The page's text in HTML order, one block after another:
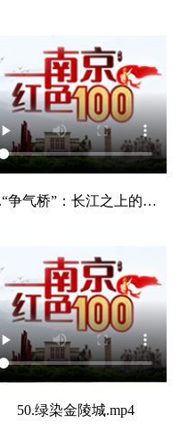
48.“争气桥”：长江之上的中国脊梁.mp4
50.绿染金陵城.mp4